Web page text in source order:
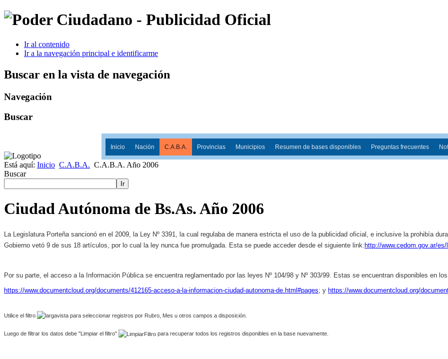
Ir al contenido
Ir a la navegación principal e identificarme
Buscar en la vista de navegación
Navegación
Buscar
Inicio Nación C.A.B.A. Provincias Municipios Resumen de bases disponibles Preguntas frecuentes
Está aquí: Inicio C.A.B.A. C.A.B.A. Año 2006
Buscar
Ir
Ciudad Autónoma de Bs.As. Año 2006
La Legislatura Porteña sancionó en el 2009, la Ley Nº 3391, la cual regulaba de manera estricta el uso de la publicidad oficial, e inclusive la prohibía
Gobierno vetó 9 de sus 18 artículos, por lo cual la ley nunca fue promulgada. Esta se puede acceder desde el siguiente link: http://www.cedom.gov.ar/
Por su parte, el acceso a la Información Pública se encuentra reglamentado por las leyes Nº 104/98 y Nº 303/99.
Estas se encuentran disponibles en
https://www.documentcloud.org/documents/412165-acceso-a-la-informacion-ciudad-autonoma-de.html#pages; y https://www.documentcloud.org/
Utilice el filtro para seleccionar registros por Rubro, Mes u otros campos a disposición.
Luego de filtrar los datos debe "Limpiar el filtro" para recuperar todos los registros disponibles en la base nuevamente.